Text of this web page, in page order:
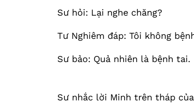
Sư hỏi: Lại nghe chăng?
Tư Nghiêm đáp: Tôi không
Sư bảo: Quả nhiên là bệnh tai.
Sư nhắc lời Minh trên tháp